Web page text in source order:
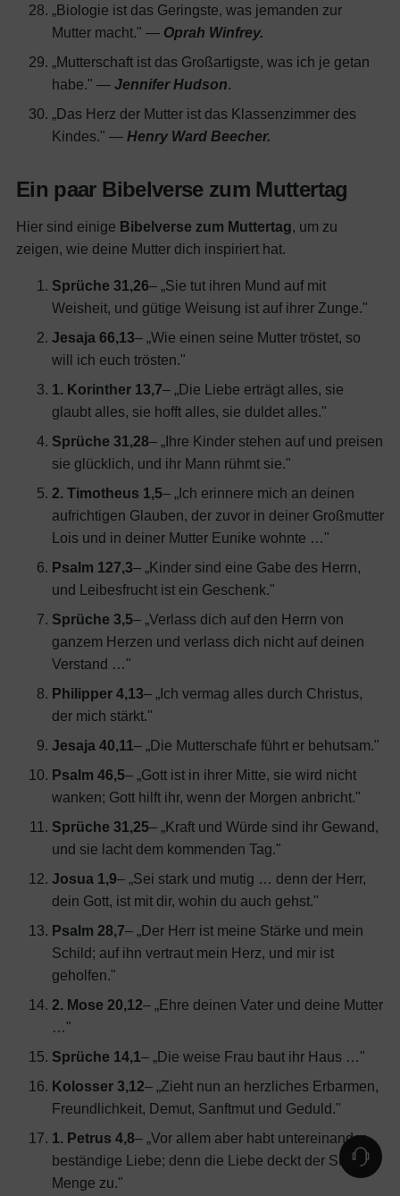
„Biologie ist das Geringste, was jemanden zur
Mutter macht." — Oprah Winfrey.
„Mutterschaft ist das Großartigste, was ich je getan
habe." — Jennifer Hudson.
„Das Herz der Mutter ist das Klassenzimmer des
Kindes." — Henry Ward Beecher.
Ein paar Bibelverse zum Muttertag
Hier sind einige Bibelverse zum Muttertag, um zu
zeigen, wie deine Mutter dich inspiriert hat.
Sprüche 31,26– „Sie tut ihren Mund auf mit
Weisheit, und gütige Weisung ist auf ihrer Zunge."
Jesaja 66,13– „Wie einen seine Mutter tröstet, so
will ich euch trösten."
1. Korinther 13,7– „Die Liebe erträgt alles, sie
glaubt alles, sie hofft alles, sie duldet alles."
Sprüche 31,28– „Ihre Kinder stehen auf und preisen
sie glücklich, und ihr Mann rühmt sie."
2. Timotheus 1,5– „Ich erinnere mich an deinen
aufrichtigen Glauben, der zuvor in deiner Großmutter
Lois und in deiner Mutter Eunike wohnte …"
Psalm 127,3– „Kinder sind eine Gabe des Herrn,
und Leibesfrucht ist ein Geschenk."
Sprüche 3,5– „Verlass dich auf den Herrn von
ganzem Herzen und verlass dich nicht auf deinen
Verstand …"
Philipper 4,13– „Ich vermag alles durch Christus,
der mich stärkt."
Jesaja 40,11– „Die Mutterschafe führt er behutsam."
Psalm 46,5– „Gott ist in ihrer Mitte, sie wird nicht
wanken; Gott hilft ihr, wenn der Morgen anbricht."
Sprüche 31,25– „Kraft und Würde sind ihr Gewand,
und sie lacht dem kommenden Tag."
Josua 1,9– „Sei stark und mutig … denn der Herr,
dein Gott, ist mit dir, wohin du auch gehst."
Psalm 28,7– „Der Herr ist meine Stärke und mein
Schild; auf ihn vertraut mein Herz, und mir ist
geholfen."
2. Mose 20,12– „Ehre deinen Vater und deine Mutter
…"
Sprüche 14,1– „Die weise Frau baut ihr Haus …"
Kolosser 3,12– „Zieht nun an herzliches Erbarmen,
Freundlichkeit, Demut, Sanftmut und Geduld."
1. Petrus 4,8– „Vor allem aber habt untereinander
beständige Liebe; denn die Liebe deckt der Sünden
Menge zu."